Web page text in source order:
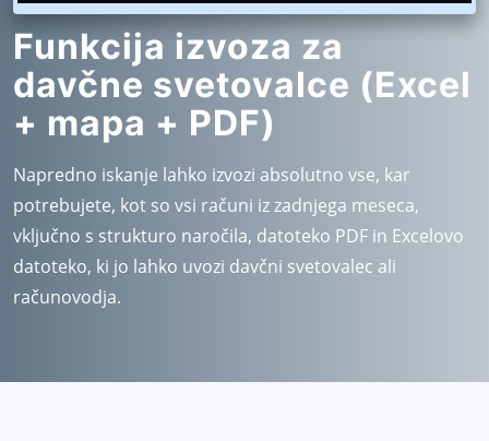
Funkcija izvoza za
davčne svetovalce (Excel
+ mapa + PDF)
Napredno iskanje lahko izvozi absolutno vse, kar
potrebujete, kot so vsi računi iz zadnjega meseca,
vključno s strukturo naročila, datoteko PDF in Excelovo
datoteko, ki jo lahko uvozi davčni svetovalec ali
računovodja.